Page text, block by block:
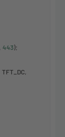
443);
TFT_DC,